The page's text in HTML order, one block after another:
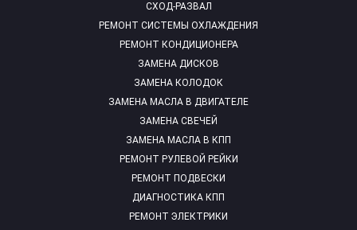
СХОД-РАЗВАЛ
РЕМОНТ СИСТЕМЫ ОХЛАЖДЕНИЯ
РЕМОНТ КОНДИЦИОНЕРА
ЗАМЕНА ДИСКОВ
ЗАМЕНА КОЛОДОК
ЗАМЕНА МАСЛА В ДВИГАТЕЛЕ
ЗАМЕНА СВЕЧЕЙ
ЗАМЕНА МАСЛА В КПП
РЕМОНТ РУЛЕВОЙ РЕЙКИ
РЕМОНТ ПОДВЕСКИ
ДИАГНОСТИКА КПП
РЕМОНТ ЭЛЕКТРИКИ